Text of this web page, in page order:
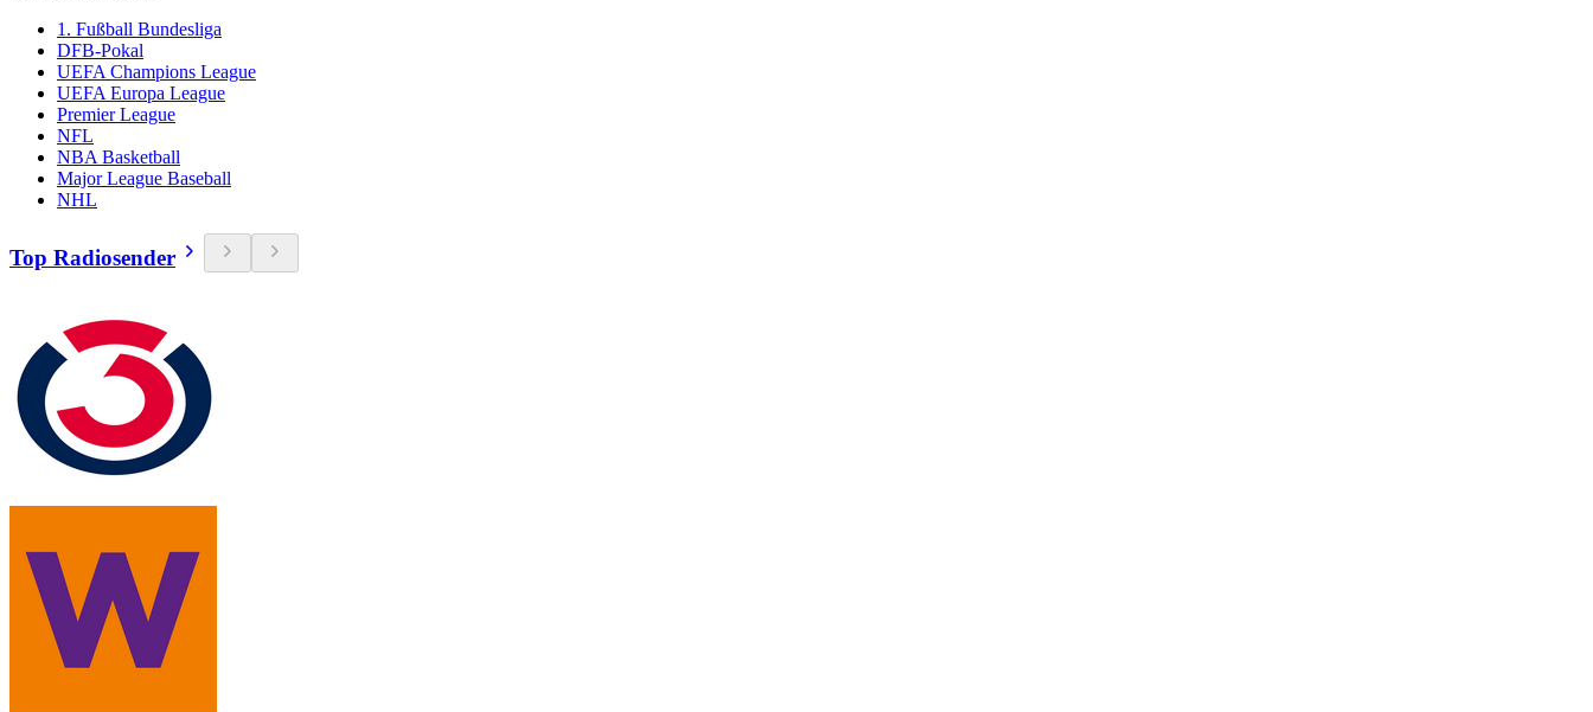
1. Fußball Bundesliga
DFB-Pokal
UEFA Champions League
UEFA Europa League
Premier League
NFL
NBA Basketball
Major League Baseball
NHL
Top Radiosender